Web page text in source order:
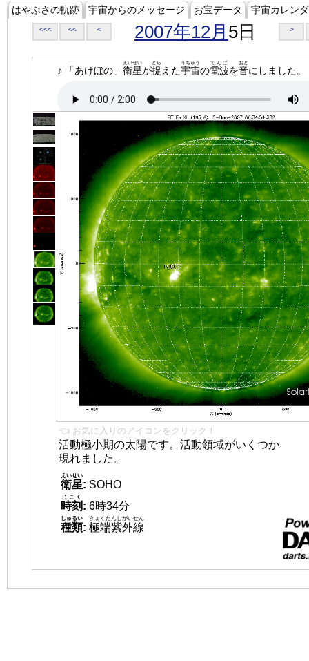
はやぶさの軌跡 宇宙からのメッセージ お宝データ 宇宙カレン
<<< << < 2007年12月 5日 >
♪ 「あけぼの」 衛星
えいせい
が捉
とら
えた宇宙
うちゅう
の電波
でんぱ
を音
おと
にしました。
👈 お気に入りのアイコンをクリック！
活動極小期の太陽です。活動領域がいくつか
現れました。
衛星
えいせい
: SOHO
時刻
じこく
: 6時34分
種類
しゅるい
: 極端紫外線
きょくたんしがいせん